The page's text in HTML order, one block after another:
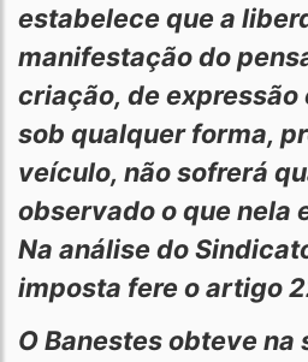
estabelece que a
manifestação do
criação, de expressão
sob qualquer forma,
veículo, não sofrerá
observado o que nela
Na análise do
imposta fere o artigo
O Banestes obteve